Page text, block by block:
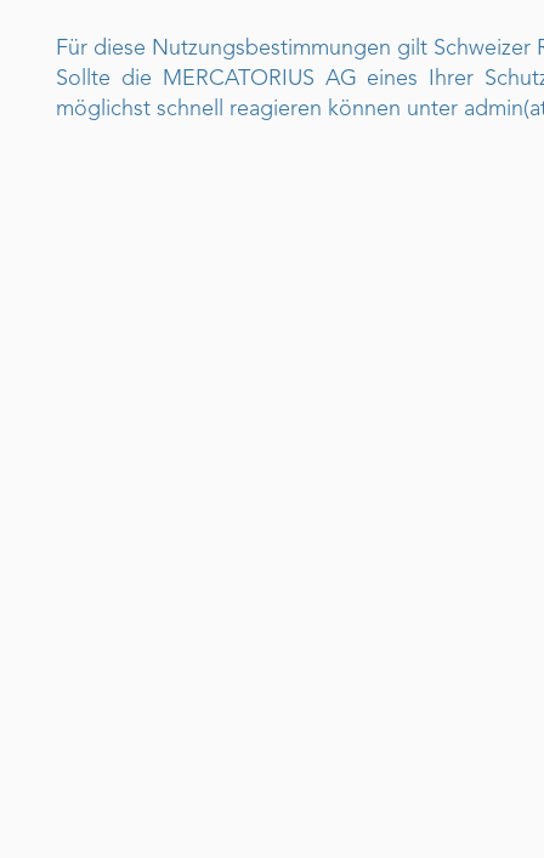
Für diese Nutzungsbestimmungen gilt Schweizer
Sollte die MERCATORIUS AG eines Ihrer
möglichst schnell reagieren können unter